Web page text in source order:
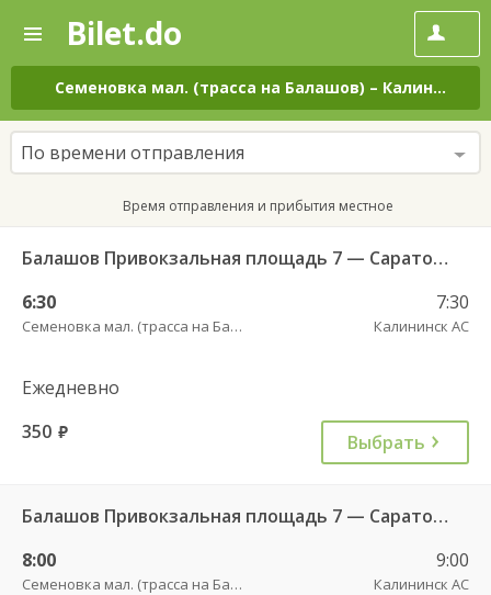
—
Поиск
и
покупка
билетов
на
автобус
онлайн
Bilet.do
Семеновка мал. (трасса на Балашов) – Калининск АС
По времени отправления
Время отправления и прибытия местное
Балашов Привокзальная площадь 7 — Саратов АВ Центральный (ул им Пугачева 179 А) 603-1
6:30
Семеновка мал. (трасса на Балашов)
7:30
Калининск АС
Ежедневно
350 руб. Выбрать
Балашов Привокзальная площадь 7 — Саратов АВ Центральный (ул им Пугачева 179 А) 603-1
8:00
Семеновка мал. (трасса на Балашов)
9:00
Калининск АС